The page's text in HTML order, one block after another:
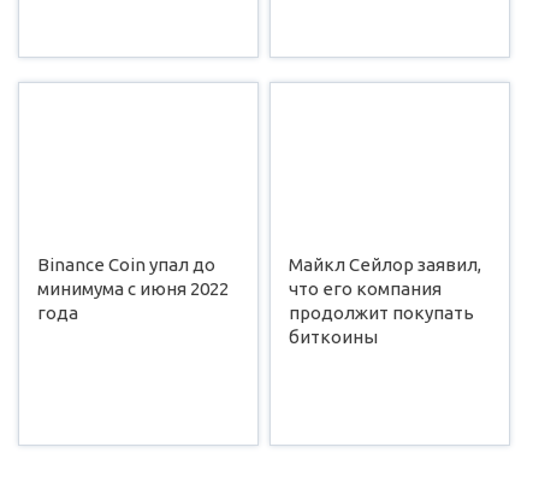
Binance Coin упал до
минимума с июня 2022
года
Майкл Сейлор заявил,
что его компания
продолжит покупать
биткоины